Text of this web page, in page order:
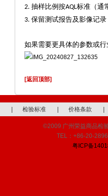
2. 抽样比例按AQL标准（通
3. 保留测试报告及影像记
如果需要更具体的参数或
[返回顶部]
检验标准 价格条款
©2009 广州荣益商品检
TEL：+86-20-
粤ICP备